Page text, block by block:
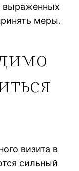
выраженных
меры.
визита в
сильный